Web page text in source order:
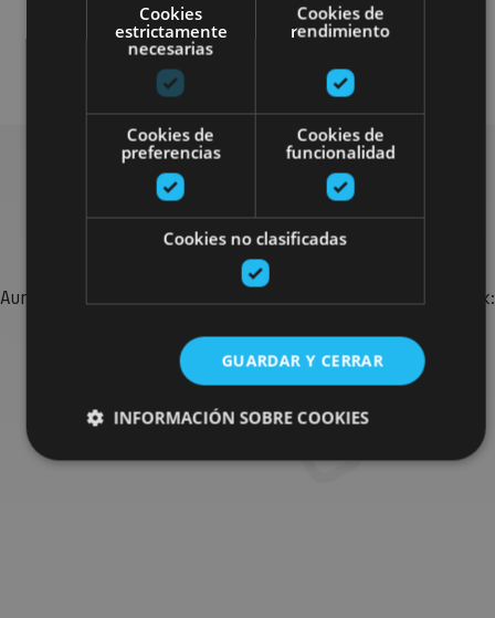
Gastronomía
Bilatu plan gehiago
Aurkitu zure bidaia Nafarroan osatzeko planak eta iradokizunak:
garrantzitsuenak.
Joan planen bilatzailera
Cookies
estrictamente
necesarias
Cookies de
rendimiento
Cookies de
preferencias
Cookies de
funcionalidad
Cookies no clasificadas
GUARDAR Y CERRAR
INFORMACIÓN SOBRE COOKIES